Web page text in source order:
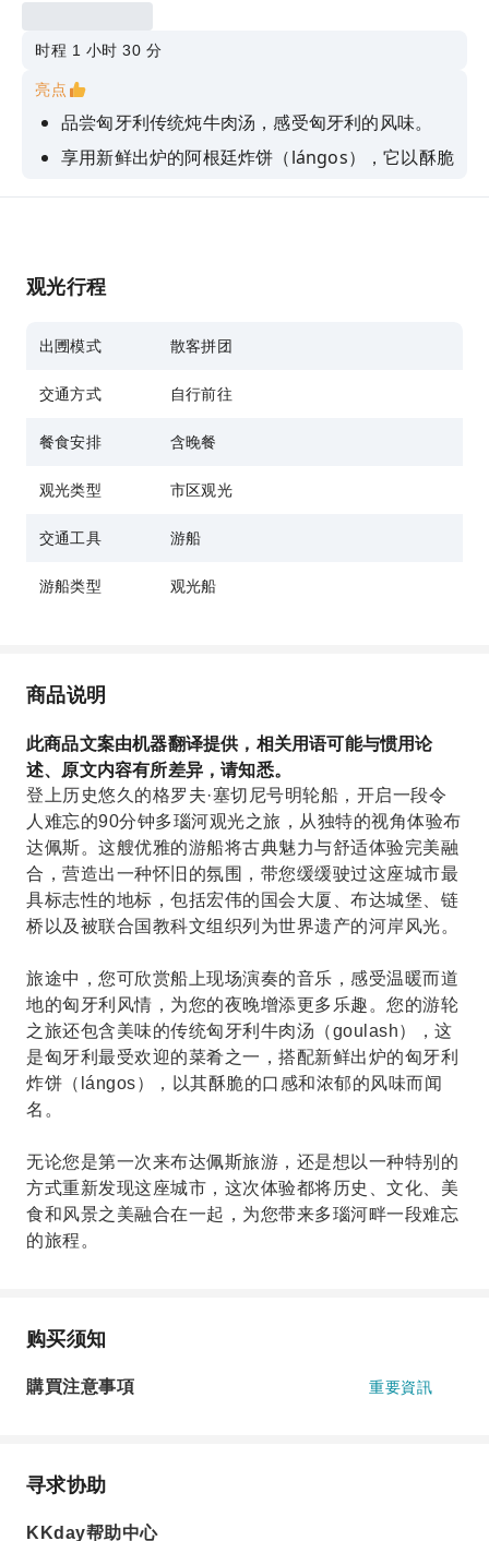
时程 1 小时 30 分
亮点
品尝匈牙利传统炖牛肉汤，感受匈牙利的风味。
享用新鲜出炉的阿根廷炸饼（lángos），它以酥脆
场演奏的音乐。
观光行程
出圑模式 散客拼团
交通方式 自行前往
餐食安排 含晚餐
观光类型 市区观光
交通工具 游船
游船类型 观光船
商品说明
此商品文案由机器翻译提供，相关用语可能与惯用论
述、原文内容有所差异，请知悉。
登上历史悠久的格罗夫·塞切尼号明轮船，开启一段令
人难忘的90分钟多瑙河观光之旅，从独特的视角体验布
达佩斯。这艘优雅的游船将古典魅力与舒适体验完美融
合，营造出一种怀旧的氛围，带您缓缓驶过这座城市最
具标志性的地标，包括宏伟的国会大厦、布达城堡、链
桥以及被联合国教科文组织列为世界遗产的河岸风光。
旅途中，您可欣赏船上现场演奏的音乐，感受温暖而道
地的匈牙利风情，为您的夜晚增添更多乐趣。您的游轮
之旅还包含美味的传统匈牙利牛肉汤（goulash），这
是匈牙利最受欢迎的菜肴之一，搭配新鲜出炉的匈牙利
炸饼（lángos），以其酥脆的口感和浓郁的风味而闻
名。
无论您是第一次来布达佩斯旅游，还是想以一种特别的
方式重新发现这座城市，这次体验都将历史、文化、美
食和风景之美融合在一起，为您带来多瑙河畔一段难忘
的旅程。
购买须知
購買注意事項 重要資訊
寻求协助
KKday帮助中心